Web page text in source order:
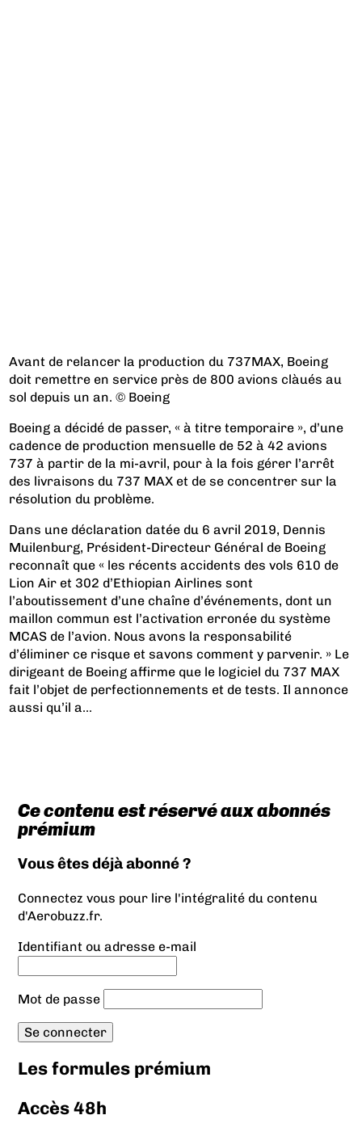
Avant de relancer la production du 737MAX, Boeing
doit remettre en service près de 800 avions clàués au
sol depuis un an. © Boeing
Boeing a décidé de passer, « à titre temporaire », d’une
cadence de production mensuelle de 52 à 42 avions
737 à partir de la mi-avril, pour à la fois gérer l’arrêt
des livraisons du 737 MAX et de se concentrer sur la
résolution du problème.
Dans une déclaration datée du 6 avril 2019, Dennis
Muilenburg, Président-Directeur Général de Boeing
reconnaît que « les récents accidents des vols 610 de
Lion Air et 302 d’Ethiopian Airlines sont
l’aboutissement d’une chaîne d’événements, dont un
maillon commun est l’activation erronée du système
MCAS de l’avion. Nous avons la responsabilité
d’éliminer ce risque et savons comment y parvenir. » Le
dirigeant de Boeing affirme que le logiciel du 737 MAX
fait l’objet de perfectionnements et de tests. Il annonce
aussi qu’il a...
Ce contenu est réservé aux abonnés
prémium
Vous êtes déjà abonné ?
Connectez vous pour lire l'intégralité du contenu
d'Aerobuzz.fr.
Identifiant ou adresse e-mail
Mot de passe
Les formules prémium
Accès 48h